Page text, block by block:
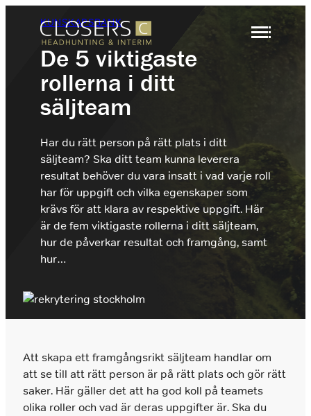
innehåll
Rekrytering Säljare
Vi rekryterar marknadens främsta säljare B2B.
Rekrytering Säljchef
Vi rekryterar marknadens främsta säljchefer
Hyr en Säljare
Vi hyr ut säljarna som tar er till nästa nivå.
Chefsrekrytering
Vi headhuntar nyckelpersoner på ledningsnivå
som skapar resultat.
Headhunting
När ni behöver identifiera och attrahera
nyckelspelare inom försäljning, marknad eller
ledning
Interim
När ni behöver nyckelkompetens under en
Hyr en Säljare
Tilläggstjänster
När ni behöver konsultation, second opinion,
tester eller utforma arbetsprov
Säljrekrytering
Headhunting
Rekrytering
Branscher
Om Closers
Kontakt
+46 (0)8 410 22 670
KUNSKAPSBANK
De 5 viktigaste
rollerna i ditt
säljteam
Har du rätt person på rätt plats i ditt
säljteam? Ska ditt team kunna leverera
resultat behöver du vara insatt i vad varje roll
har för uppgift och vilka egenskaper som
krävs för att klara av respektive uppgift. Här
är de fem viktigaste rollerna i ditt säljteam,
hur de påverkar resultat och framgång, samt
hur…
Att skapa ett framgångsrikt säljteam handlar om
att se till att rätt person är på rätt plats och gör rätt
saker. Här gäller det att ha god koll på teamets
olika roller och vad är deras uppgifter är. Ska du